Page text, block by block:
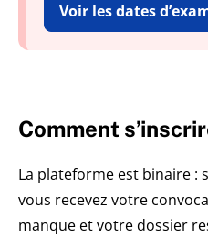
Voir les dates
Comment
La plateforme est binaire
vous recevez votre
manque et votre dossier